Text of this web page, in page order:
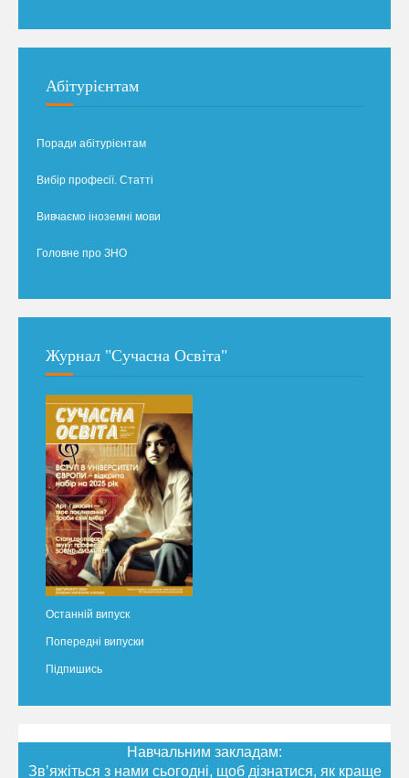
Абітурієнтам
Поради абітурієнтам
Вибір професії. Статті
Вивчаємо іноземні мови
Головне про ЗНО
Журнал "Сучасна Освіта"
Останній випуск
Попередні випуски
Підпишись
Навчальним закладам:
Зв’яжіться з нами сьогодні, щоб дізнатися, як краще